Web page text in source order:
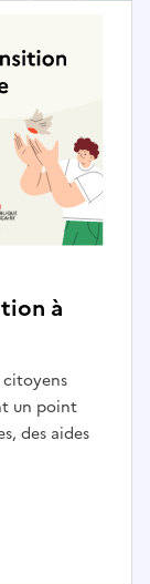
à
citoyens
un point
des aides